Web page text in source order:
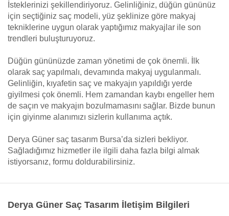
İsteklerinizi şekillendiriyoruz. Gelinliğiniz, düğün gününüz
için seçtiğiniz saç modeli, yüz şeklinize göre makyaj
tekniklerine uygun olarak yaptığımız makyajlar ile son
trendleri buluşturuyoruz.
Düğün gününüzde zaman yönetimi de çok önemli. İlk
olarak saç yapılmalı, devamında makyaj uygulanmalı.
Gelinliğin, kıyafetin saç ve makyajın yapıldığı yerde
giyilmesi çok önemli. Hem zamandan kaybı engeller hem
de saçın ve makyajın bozulmamasını sağlar. Bizde bunun
için giyinme alanımızı sizlerin kullanıma açtık.
Derya Güner saç tasarım Bursa’da sizleri bekliyor.
Sağladığımız hizmetler ile ilgili daha fazla bilgi almak
istiyorsanız, formu doldurabilirsiniz.
Derya Güner Saç Tasarım İletişim Bilgileri